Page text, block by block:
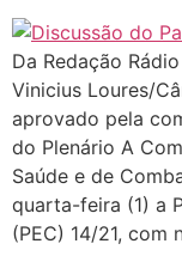
Da Redação
Vinicius Loures/
aprovado pela
do Plenário A
Saúde e de
quarta-feira (1) a
(PEC) 14/21,